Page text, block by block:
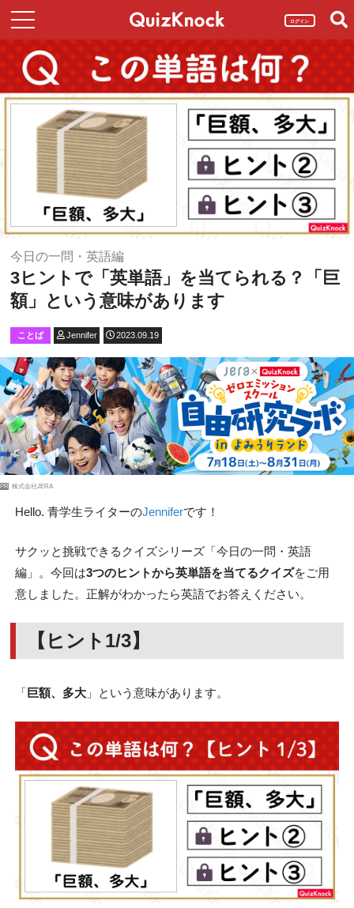
ログイン
今日の一問・英語編
3ヒントで「英単語」を当てられる？「巨
額」という意味があります
ことば Jennifer 2023.09.19
PR 株式会社JERA
Hello. 青学生ライターのJenniferです！
サクッと挑戦できるクイズシリーズ「今日の一問・英語
編」。今回は3つのヒントから英単語を当てるクイズをご用
意しました。正解がわかったら英語でお答えください。
【ヒント1/3】
「 巨額、多大」という意味があります。